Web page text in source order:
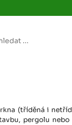
(tříděná i
pergolu